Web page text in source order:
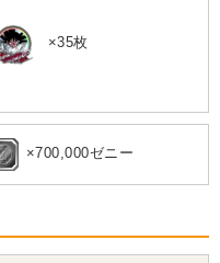
×35枚
×700,000ゼニー